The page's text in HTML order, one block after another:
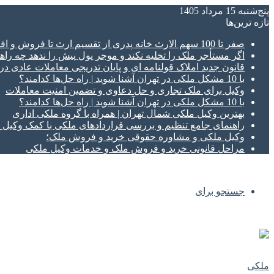
پنج‌شنبه 15 مرداد 1405
تازه‌ ترین‌ها
صفر تا 100 سهم الارث خانه پدری از تقسیم ارث تا فروش و افراز ملک ورثه ای
اگر مستأجر ملک را تخلیه نکند و موجر پول پیش را ندهد چه
قانون جدید املاک قولنامه ای و پایان تدریجی معاملات عادی
با 10 مشکل ملکی در تهران آشنا شوید | راه حل‌ها کدامند؟
وکیل برای ملک تجاری و حل دعاوی و تضمین امنیت معاملات
با 10 مشکل ملکی در تهران آشنا شوید | راه حل‌ها کدامند؟
بهترین وکیل ملکی شمال تهران | همراه با گروه ملکی اداری
راهنمای جامع تنظیم و بررسی قراردادهای ملکی با کمک
وکیل ملکی و مشاوره حقوقی خرید و فروش ملک؛
مراحل قانونی خرید و فروش ملک و خدمات وکیل ملکی
جستجو برای